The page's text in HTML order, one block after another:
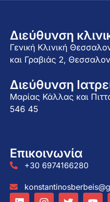
Διεύθυνση
Γενική Κλινική
και Γραβιάς 2,
Διεύθυνση
Μαρίας Κάλλας και
546 45
Επικοινωνία
+30 6974166280